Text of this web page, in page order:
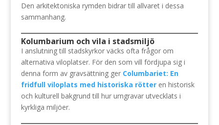
Den arkitektoniska rymden bidrar till allvaret i dessa
sammanhang.
Kolumbarium och vila i stadsmiljö
I anslutning till stadskyrkor väcks ofta frågor om
alternativa viloplatser. För den som vill fördjupa sig i
denna form av gravsättning ger Columbariet: En
fridfull viloplats med historiska rötteren historisk
och kulturell bakgrund till hur urngravar utvecklats i
kyrkliga miljöer.